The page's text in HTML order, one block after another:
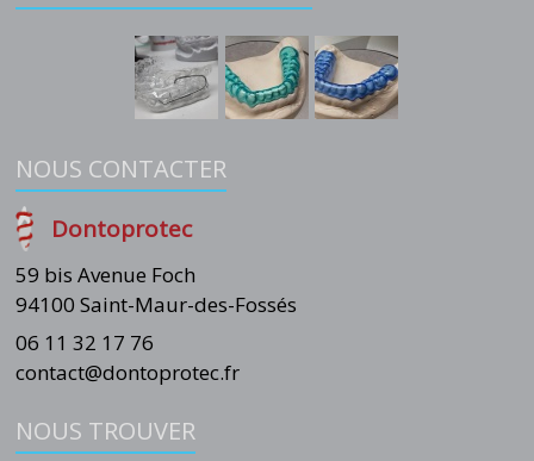
NOUS CONTACTER
Dontoprotec
59 bis Avenue Foch
94100 Saint-Maur-des-Fossés
06 11 32 17 76
contact@dontoprotec.fr
NOUS TROUVER